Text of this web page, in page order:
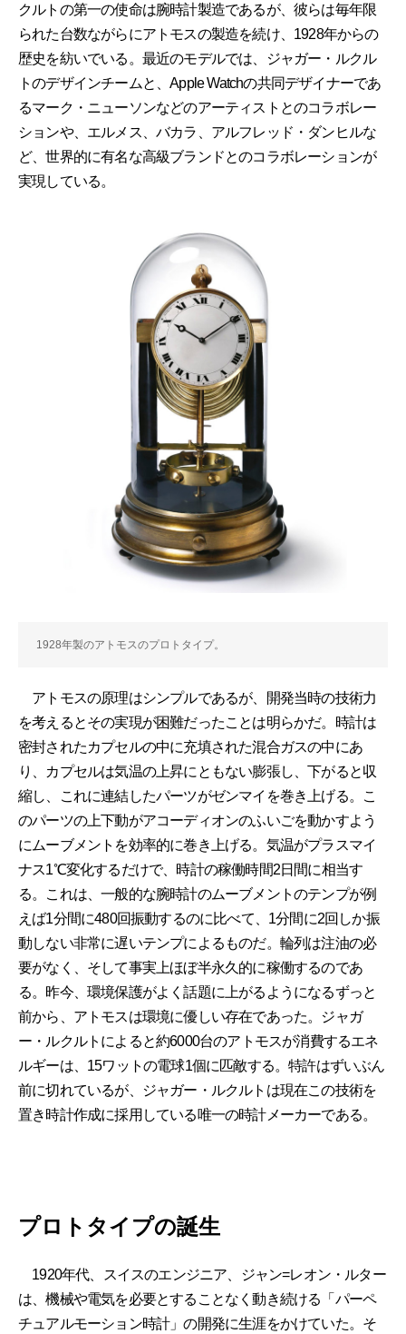
クルトの第一の使命は腕時計製造であるが、彼らは毎年限
られた台数ながらにアトモスの製造を続け、1928年からの
歴史を紡いでいる。最近のモデルでは、ジャガー・ルクル
トのデザインチームと、Apple Watchの共同デザイナーであ
るマーク・ニューソンなどのアーティストとのコラボレー
ションや、エルメス、バカラ、アルフレッド・ダンヒルな
ど、世界的に有名な高級ブランドとのコラボレーションが
実現している。
1928年製のアトモスのプロトタイプ。
アトモスの原理はシンプルであるが、開発当時の技術力
を考えるとその実現が困難だったことは明らかだ。時計は
密封されたカプセルの中に充填された混合ガスの中にあ
り、カプセルは気温の上昇にともない膨張し、下がると収
縮し、これに連結したパーツがゼンマイを巻き上げる。こ
のパーツの上下動がアコーディオンのふいごを動かすよう
にムーブメントを効率的に巻き上げる。気温がプラスマイ
ナス1℃変化するだけで、時計の稼働時間2日間に相当す
る。これは、一般的な腕時計のムーブメントのテンプが例
えば1分間に480回振動するのに比べて、1分間に2回しか振
動しない非常に遅いテンプによるものだ。輪列は注油の必
要がなく、そして事実上ほぼ半永久的に稼働するのであ
る。昨今、環境保護がよく話題に上がるようになるずっと
前から、アトモスは環境に優しい存在であった。ジャガ
ー・ルクルトによると約6000台のアトモスが消費するエネ
ルギーは、15ワットの電球1個に匹敵する。特許はずいぶん
前に切れているが、ジャガー・ルクルトは現在この技術を
置き時計作成に採用している唯一の時計メーカーである。
プロトタイプの誕生
1920年代、スイスのエンジニア、ジャン=レオン・ルター
は、機械や電気を必要とすることなく動き続ける「パーペ
チュアルモーション時計」の開発に生涯をかけていた。そ